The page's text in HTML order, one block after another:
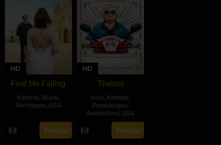
HD
Find Me Falling
Komedi, Musik,
Percintaan, USA
19
Jul
Stelana
Kliris
Tonton
HD
Thelma
Aksi, Komedi,
Petualangan,
Switzerland, USA
21
Jun
Josh
Margolin
Tonton